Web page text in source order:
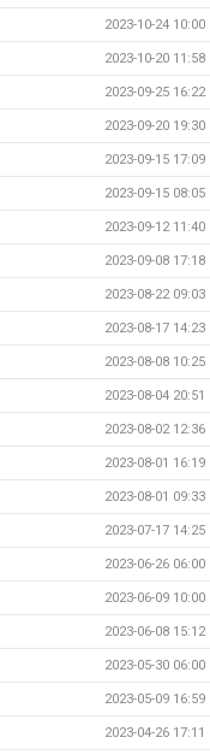
2023-10-24 10:00
2023-10-20 11:58
2023-09-25 16:22
2023-09-20 19:30
2023-09-15 17:09
2023-09-15 08:05
2023-09-12 11:40
2023-09-08 17:18
2023-08-22 09:03
2023-08-17 14:23
2023-08-08 10:25
2023-08-04 20:51
2023-08-02 12:36
2023-08-01 16:19
2023-08-01 09:33
2023-07-17 14:25
2023-06-26 06:00
2023-06-09 10:00
2023-06-08 15:12
2023-05-30 06:00
2023-05-09 16:59
2023-04-26 17:11